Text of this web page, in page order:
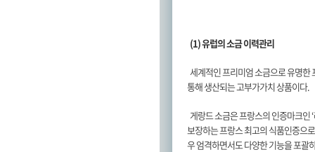
(1) 유럽의 소금 이력관리
세계적인 프리미엄 소금으로 유명한
통해 생산되는 고부가가치 상품이다.
게랑드 소금은 프랑스의 인증마크인
보장하는 프랑스 최고의 식품인증으
우 엄격하면서도 다양한 기능을 포괄